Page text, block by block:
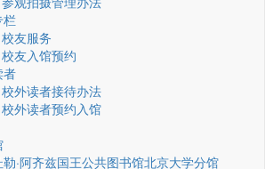
栏
校友服务
校友入馆预约
者
校外读者接待办法
校外读者预约入馆
·阿齐兹国王公共图书馆北京大学分馆